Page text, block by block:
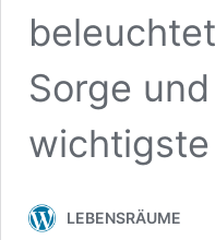
Sorge
LEBENSRÄUME